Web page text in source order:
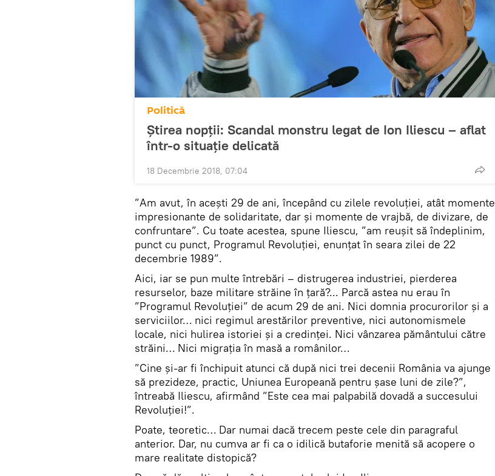
Politică
Știrea nopții: Scandal monstru legat de Ion Iliescu – aflat
într-o situație delicată
18 Decembrie 2018, 07:04
”Am avut, în acești 29 de ani, începând cu zilele revoluției, atât momente
impresionante de solidaritate, dar și momente de vrajbă, de divizare, de
confruntare”. Cu toate acestea, spune Iliescu, ”am reușit să îndeplinim,
punct cu punct, Programul Revoluției, enunțat în seara zilei de 22
decembrie 1989”.
Aici, iar se pun multe întrebări – distrugerea industriei, pierderea
resurselor, baze militare străine în țară?... Parcă astea nu erau în
”Programul Revoluției” de acum 29 de ani. Nici domnia procurorilor și a
serviciilor… nici regimul arestărilor preventive, nici autonomismele
locale, nici hulirea istoriei și a credinței. Nici vânzarea pământului către
străini… Nici migrația în masă a românilor…
”Cine și-ar fi închipuit atunci că după nici trei decenii România va ajunge
să prezideze, practic, Uniunea Europeană pentru șase luni de zile?”,
întreabă Iliescu, afirmând ”Este cea mai palpabilă dovadă a succesului
Revoluției!”.
Poate, teoretic… Dar numai dacă trecem peste cele din paragraful
anterior. Dar, nu cumva ar fi ca o idilică butaforie menită să acopere o
mare realitate distopică?